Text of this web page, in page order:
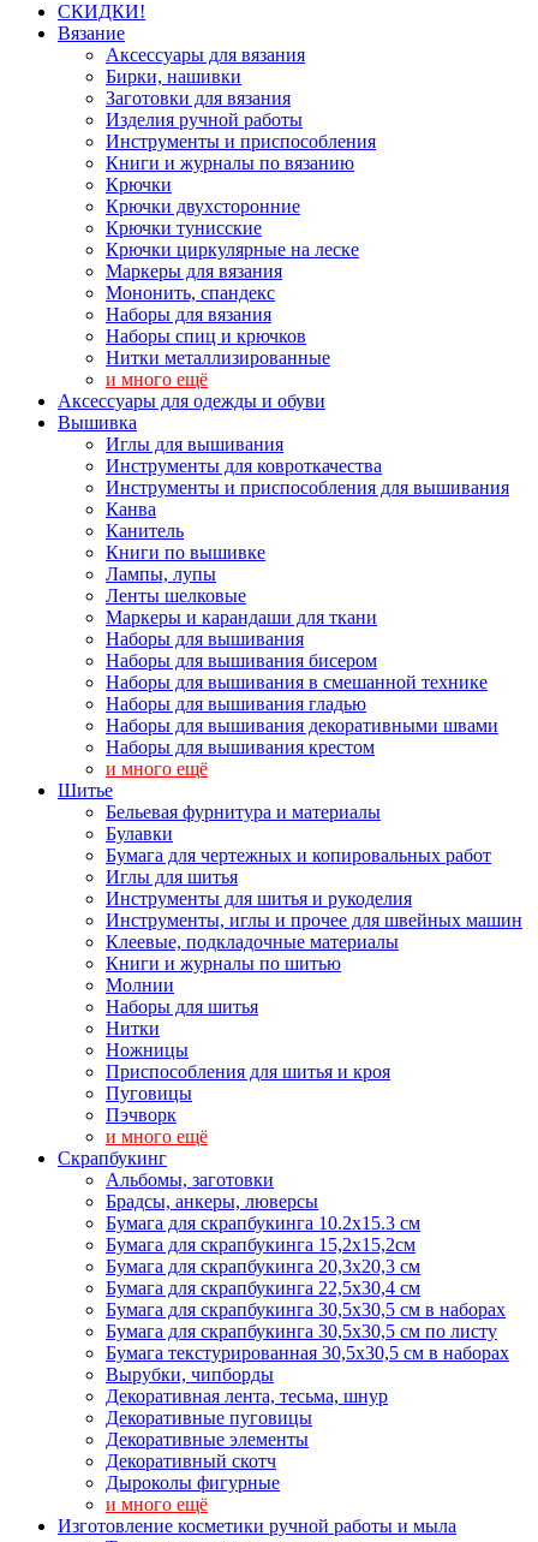
СКИДКИ!
Вязание
Аксессуары для вязания
Бирки, нашивки
Заготовки для вязания
Изделия ручной работы
Инструменты и приспособления
Книги и журналы по вязанию
Крючки
Крючки двухсторонние
Крючки тунисские
Крючки циркулярные на леске
Маркеры для вязания
Мононить, спандекс
Наборы для вязания
Наборы спиц и крючков
Нитки металлизированные
и много ещё
Аксессуары для одежды и обуви
Вышивка
Иглы для вышивания
Инструменты для ковроткачества
Инструменты и приспособления для вышивания
Канва
Канитель
Книги по вышивке
Лампы, лупы
Ленты шелковые
Маркеры и карандаши для ткани
Наборы для вышивания
Наборы для вышивания бисером
Наборы для вышивания в смешанной технике
Наборы для вышивания гладью
Наборы для вышивания декоративными швами
Наборы для вышивания крестом
и много ещё
Шитье
Бельевая фурнитура и материалы
Булавки
Бумага для чертежных и копировальных работ
Иглы для шитья
Инструменты для шитья и рукоделия
Инструменты, иглы и прочее для швейных машин
Клеевые, подкладочные материалы
Книги и журналы по шитью
Молнии
Наборы для шитья
Нитки
Ножницы
Приспособления для шитья и кроя
Пуговицы
Пэчворк
и много ещё
Скрапбукинг
Альбомы, заготовки
Брадсы, анкеры, люверсы
Бумага для скрапбукинга 10.2х15.3 см
Бумага для скрапбукинга 15,2х15,2см
Бумага для скрапбукинга 20,3х20,3 см
Бумага для скрапбукинга 22,5х30,4 см
Бумага для скрапбукинга 30,5х30,5 см в наборах
Бумага для скрапбукинга 30,5х30,5 см по листу
Бумага текстурированная 30,5х30,5 см в наборах
Вырубки, чипборды
Декоративная лента, тесьма, шнур
Декоративные пуговицы
Декоративные элементы
Декоративный скотч
Дыроколы фигурные
и много ещё
Изготовление косметики ручной работы и мыла